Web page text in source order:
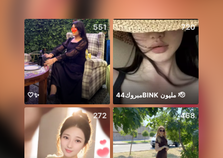
551
🤍✨
720
مبروك44BlNK مليون 🫡
272 468